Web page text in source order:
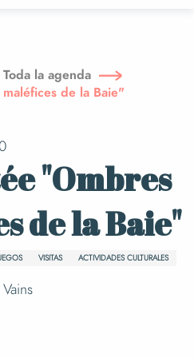
Toda la agenda
de la Baie"
"Ombres
de la Baie"
VISITAS ACTIVIDADES CULTURALES